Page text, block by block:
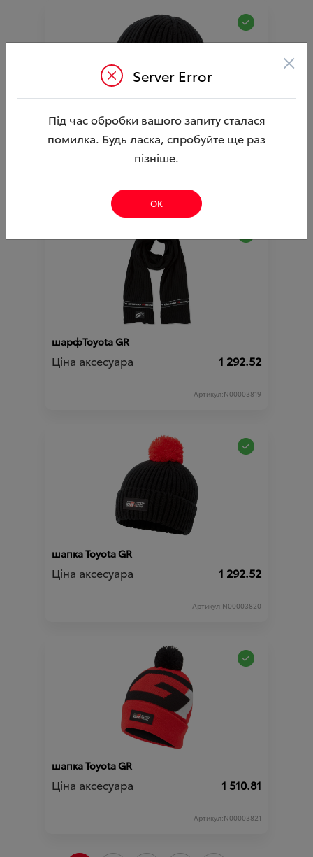
шапкаToyota GR
Ціна аксесуара 1 292.52
Артикул:N00003818
шарфToyota GR
Ціна аксесуара 1 292.52
Артикул:N00003819
шапка Toyota GR
Ціна аксесуара 1 292.52
Артикул:N00003820
шапка Toyota GR
Ціна аксесуара 1 510.81
Артикул:N00003821
Server Error ×
Під час обробки вашого запиту сталася
помилка. Будь ласка, спробуйте ще раз
пізніше.
ОК